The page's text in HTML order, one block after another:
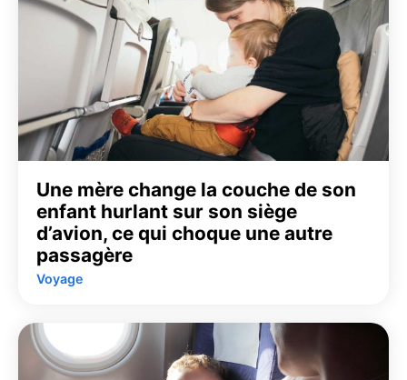
Une mère change la couche de son
enfant hurlant sur son siège
d’avion, ce qui choque une autre
passagère
Voyage